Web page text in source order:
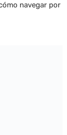
navegar por